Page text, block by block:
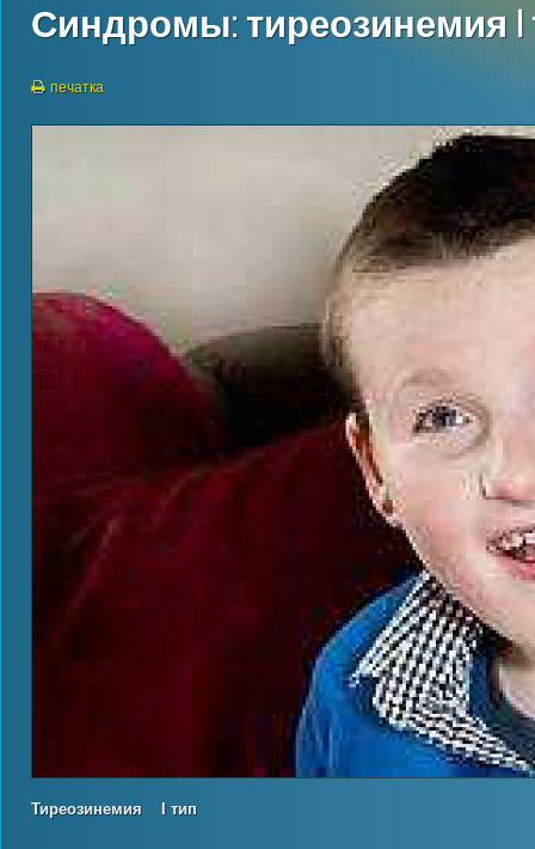
Синдромы: тиреозинемия
печатка
Тиреозинемия I тип